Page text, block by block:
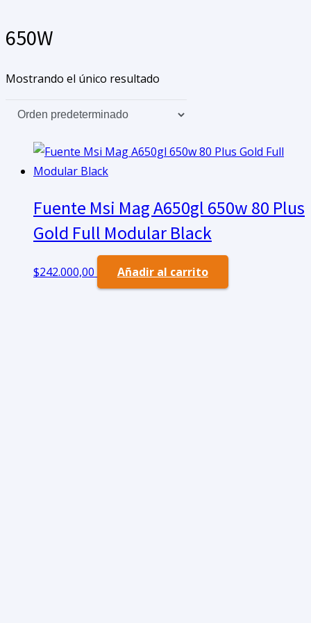
650W
Mostrando el único resultado
Fuente Msi Mag A650gl 650w 80 Plus
Gold Full Modular Black
$242.000,00 Añadir al carrito